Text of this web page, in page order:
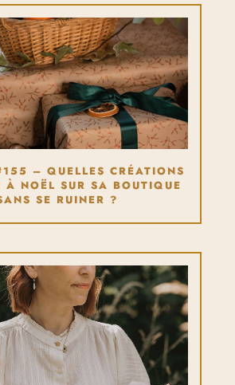
– QUELLES CRÉATIONS
À NOËL SUR SA BOUTIQUE
SE RUINER ?